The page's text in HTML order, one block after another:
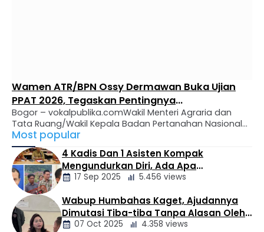
Wamen ATR/BPN Ossy Dermawan Buka Ujian
PPAT 2026, Tegaskan Pentingnya
Profesionalisme dan Integritas dalam
Pelayanan Pertanahan
Bogor – vokalpublika.comWakil Menteri Agraria dan
Tata Ruang/Wakil Kepala Badan Pertanahan Nasional
(Wamen ATR/Waka BPN), Ossy Dermawan, secara
resmi membuka Ujian Pejabat Pembuat Akta Tanah
(PPAT) Tahun 2026 yang digelar di Kantor Badan
Pengembangan Sumber Daya Manusia (BPSDM)
Kementerian ATR/BPN, Cikeas, Kabupaten Bogor, Senin
(3/8/2026). Dalam sambutannya, Wamen Ossy
menegaskan bahwa penyelenggaraan Ujian PPAT
merupakan …
Most popular
Berita
Daerah
4 Kadis Dan 1 Asisten Kompak
Mengundurkan Diri, Ada Apa
Pemerintahan Oloan
17 Sep 2025 5.456 views
Wabup Humbahas Kaget, Ajudannya
Dimutasi Tiba-tiba Tanpa Alasan Oleh
Bupati
07 Oct 2025 4.358 views